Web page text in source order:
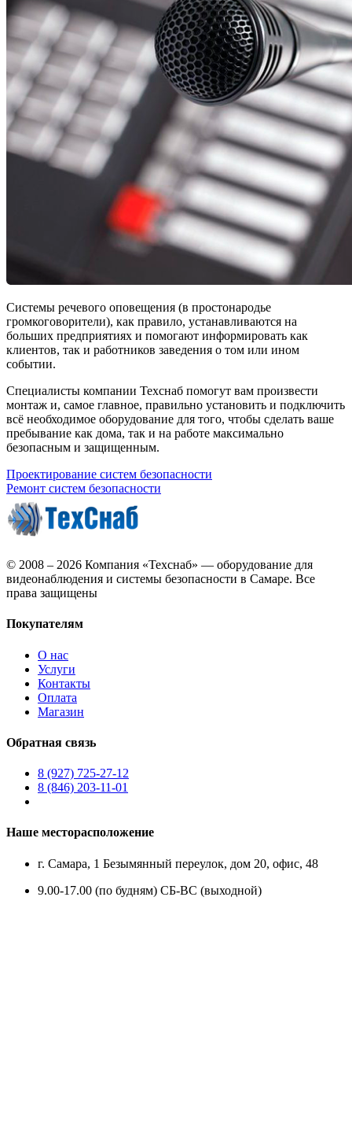
Системы речевого оповещения (в простонародье
громкоговорители), как правило, устанавливаются на
больших предприятиях и помогают информировать как
клиентов, так и работников заведения о том или ином
событии.
Специалисты компании Техснаб помогут вам произвести
монтаж и, самое главное, правильно установить и подключить
всё необходимое оборудование для того, чтобы сделать ваше
пребывание как дома, так и на работе максимально
безопасным и защищенным.
Проектирование систем безопасности
Ремонт систем безопасности
© 2008 – 2026 Компания «Техснаб» — оборудование для
видеонаблюдения и системы безопасности в Самаре. Все
права защищены
Покупателям
О нас
Услуги
Контакты
Оплата
Магазин
Обратная связь
8 (927) 725-27-12
8 (846) 203-11-01
Наше месторасположение
г. Самара, 1 Безымянный переулок, дом 20, офис, 48
9.00-17.00 (по будням) СБ-ВС (выходной)